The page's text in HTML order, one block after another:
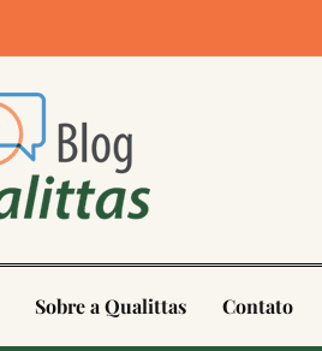
Sobre a Qualittas Contato